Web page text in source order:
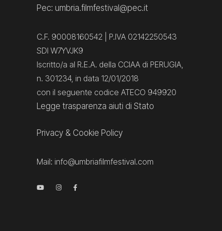
Pec: umbria.filmfestival@pec.it
C.F. 90008160542 | P.IVA 02142250543
SDI W7YVJK9
Iscritto/a al R.E.A. della CCIAA di PERUGIA,
n. 301234, in data 12/01/2018
con il seguente codice ATECO 949920
Legge trasparenza aiuti di Stato
Privacy & Cookie Policy
Mail: info@umbriafilmfestival.com